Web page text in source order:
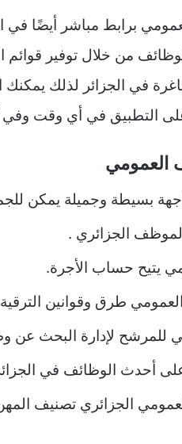
برابط مباشر أيضًا
من خلال توفير
في الجزائر لذلك
التطبيق في أي وقت
العمومي
بسيطة وجميلة يمكن
الجزائري .
يتيح حساب الأجرة.
طرق وقوانين
لإدارة البحث عن
أحدث الوظائف في
الجزائري تصنيف